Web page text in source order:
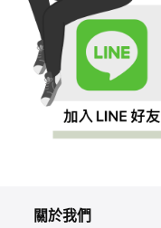
關於我們